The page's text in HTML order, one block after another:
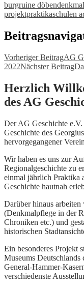
burgruine döben
projektpraktikaschulen
Vorheriger BeitragAG
2022Nächster Beitrag
Herzlich
des AG
Der AG Geschichte
Geschichte des
hervorgegangener
Wir haben es uns zur
Regionalgeschichte zu
einmal jährlich Praktika
Geschichte hautnah
Darüber hinaus
(Denkmalpflege in der
Chroniken etc.) und
historischen
Ein besonderes Projekt
Museums
General-Hammer-
verschiedenste